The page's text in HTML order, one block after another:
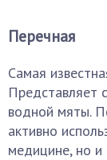
Перечная
Самая
Представляет
водной мяты.
активно
медицине, но и